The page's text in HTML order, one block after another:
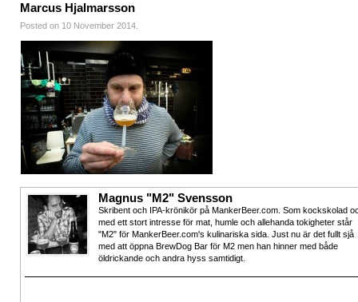
Marcus Hjalmarsson
Posted on 10 November 2014.
Magnus "M2" Svensson
Skribent och IPA-krönikör på MankerBeer.com. Som kockskolad
med ett stort intresse för mat, humle och allehanda tokigheter står
"M2" för MankerBeer.com's kulinariska sida. Just nu är det fullt sjå
med att öppna BrewDog Bar för M2 men han hinner med både
öldrickande och andra hyss samtidigt.